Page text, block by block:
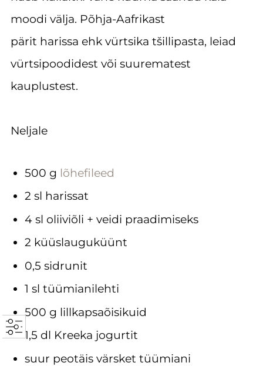
moodi välja. Põhja-Aafrikast
pärit harissa ehk vürtsika tšillipasta, leiad
vürtsipoodidest või suurematest
kauplustest.
Neljale
500 g lõhefileed
2 sl harissat
4 sl oliiviõli + veidi praadimiseks
2 küüslauguküünt
0,5 sidrunit
1 sl tüümianilehti
500 g lillkapsaõisikuid
1,5 dl Kreeka jogurtit
suur peotäis värsket tüümiani